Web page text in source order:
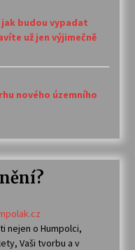
budou vypadat
už jen výjimečně
nového územního
nejen o Humpolci,
Vaši tvorbu a v